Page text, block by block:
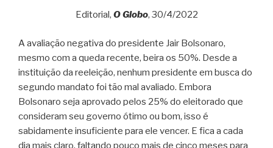
Editorial, O Globo, 30/4/2022
A avaliação negativa do presidente Jair Bolsonaro,
mesmo com a queda recente, beira os 50%. Desde a
instituição da reeleição, nenhum presidente em busca do
segundo mandato foi tão mal avaliado. Embora
Bolsonaro seja aprovado pelos 25% do eleitorado que
consideram seu governo ótimo ou bom, isso é
sabidamente insuficiente para ele vencer. E fica a cada
dia mais claro, faltando pouco mais de cinco meses para